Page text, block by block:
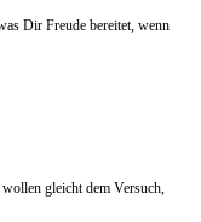
Dir Freude bereitet, wenn
gleicht dem Versuch,